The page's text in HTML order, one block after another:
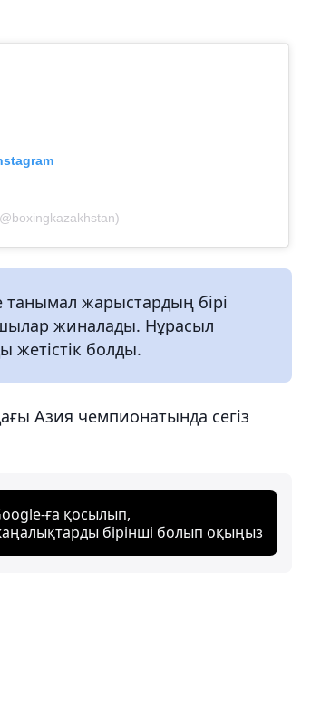
танымал жарыстардың бірі
жиналады. Нұрасыл
жетістік болды.
Азия чемпионатында сегіз
ға қосылып,
бірінші болып оқыңыз